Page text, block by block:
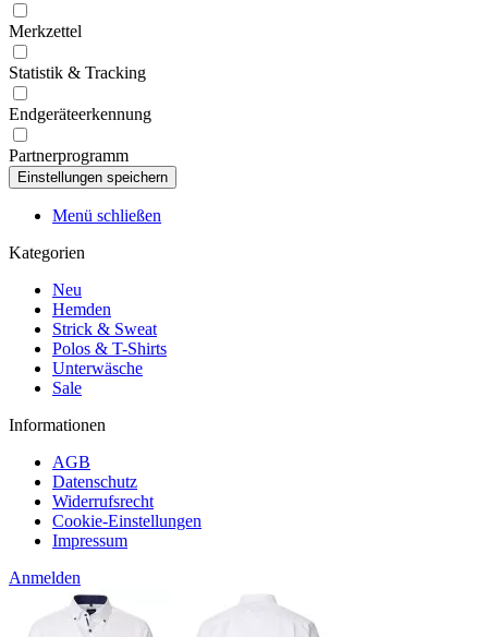
Merkzettel
Statistik & Tracking
Endgeräteerkennung
Partnerprogramm
Menü schließen
Kategorien
Neu
Hemden
Strick & Sweat
Polos & T-Shirts
Unterwäsche
Sale
Informationen
AGB
Datenschutz
Widerrufsrecht
Cookie-Einstellungen
Impressum
Anmelden